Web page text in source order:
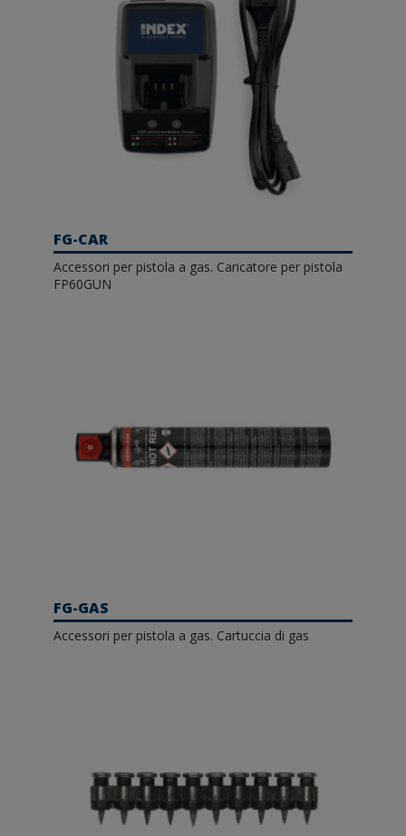
FG-CAR
Accessori per pistola a gas. Caricatore per pistola
FP60GUN
FG-GAS
Accessori per pistola a gas. Cartuccia di gas